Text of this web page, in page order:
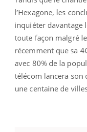
l’Hexagone, les
inquiéter davantage
toute façon malgré
récemment que sa
avec 80% de la
télécom lancera son
une centaine de